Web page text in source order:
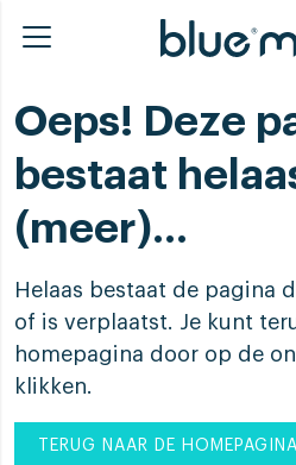
Oeps! Deze
bestaat
(meer)...
Helaas bestaat de pagina
of is verplaatst. Je kunt
homepagina door op de
klikken.
TERUG NAAR DE HOMEPAGINA